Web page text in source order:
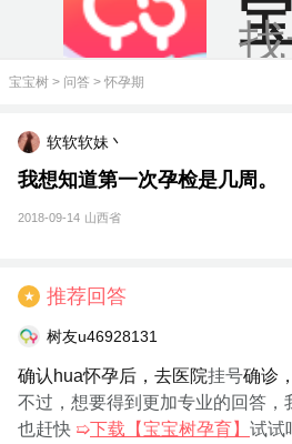
宝宝树 > 问答 > 怀孕期
软软软妹丶
我想知道第一次孕检是几周。
2018-09-14 山西省
★ 推荐回答
树友u46928131
确认hua怀孕后，去医院挂号确诊
不过，想要得到更加专业的回答
也赶快 ➯下载【宝宝树孕育】 试试